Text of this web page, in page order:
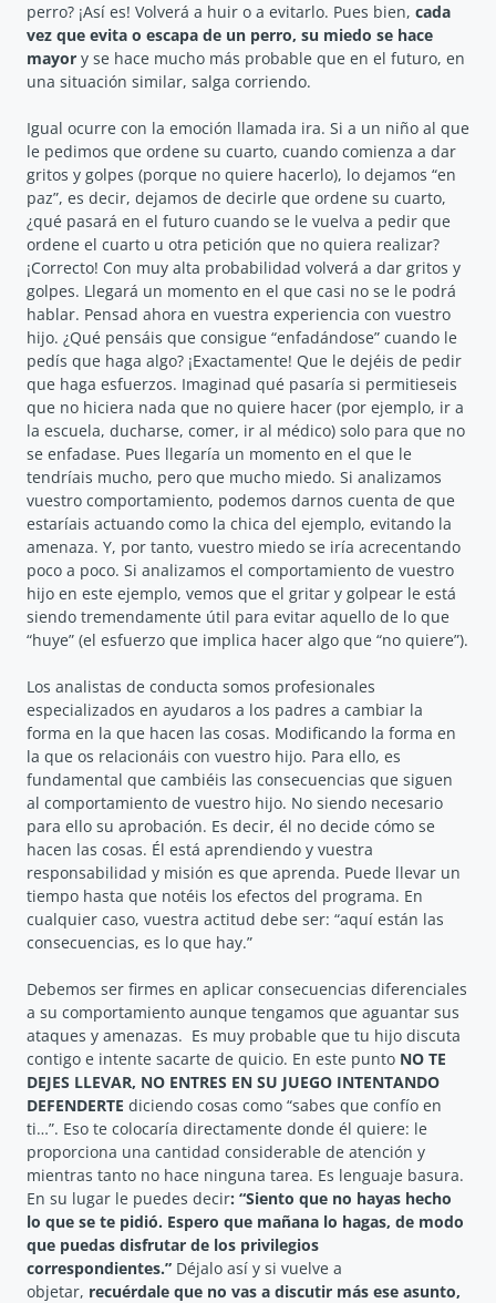
perro? ¡Así es! Volverá a huir o a evitarlo. Pues bien, cada
vez que evita o escapa de un perro, su miedo se hace
mayor y se hace mucho más probable que en el futuro, en
una situación similar, salga corriendo.
Igual ocurre con la emoción llamada ira. Si a un niño al que
le pedimos que ordene su cuarto, cuando comienza a dar
gritos y golpes (porque no quiere hacerlo), lo dejamos “en
paz”, es decir, dejamos de decirle que ordene su cuarto,
¿qué pasará en el futuro cuando se le vuelva a pedir que
ordene el cuarto u otra petición que no quiera realizar?
¡Correcto! Con muy alta probabilidad volverá a dar gritos y
golpes. Llegará un momento en el que casi no se le podrá
hablar. Pensad ahora en vuestra experiencia con vuestro
hijo. ¿Qué pensáis que consigue “enfadándose” cuando le
pedís que haga algo? ¡Exactamente! Que le dejéis de pedir
que haga esfuerzos. Imaginad qué pasaría si permitieseis
que no hiciera nada que no quiere hacer (por ejemplo, ir a
la escuela, ducharse, comer, ir al médico) solo para que no
se enfadase. Pues llegaría un momento en el que le
tendríais mucho, pero que mucho miedo. Si analizamos
vuestro comportamiento, podemos darnos cuenta de que
estaríais actuando como la chica del ejemplo, evitando la
amenaza. Y, por tanto, vuestro miedo se iría acrecentando
poco a poco. Si analizamos el comportamiento de vuestro
hijo en este ejemplo, vemos que el gritar y golpear le está
siendo tremendamente útil para evitar aquello de lo que
“huye” (el esfuerzo que implica hacer algo que “no quiere”).
Los analistas de conducta somos profesionales
especializados en ayudaros a los padres a cambiar la
forma en la que hacen las cosas. Modificando la forma en
la que os relacionáis con vuestro hijo. Para ello, es
fundamental que cambiéis las consecuencias que siguen
al comportamiento de vuestro hijo. No siendo necesario
para ello su aprobación. Es decir, él no decide cómo se
hacen las cosas. Él está aprendiendo y vuestra
responsabilidad y misión es que aprenda. Puede llevar un
tiempo hasta que notéis los efectos del programa. En
cualquier caso, vuestra actitud debe ser: “aquí están las
consecuencias, es lo que hay.”
Debemos ser firmes en aplicar consecuencias diferenciales
a su comportamiento aunque tengamos que aguantar sus
ataques y amenazas. Es muy probable que tu hijo discuta
contigo e intente sacarte de quicio. En este punto NO TE
DEJES LLEVAR, NO ENTRES EN SU JUEGO INTENTANDO
DEFENDERTE diciendo cosas como “sabes que confío en
ti…”. Eso te colocaría directamente donde él quiere: le
proporciona una cantidad considerable de atención y
mientras tanto no hace ninguna tarea. Es lenguaje basura.
En su lugar le puedes decir: “Siento que no hayas hecho
lo que se te pidió. Espero que mañana lo hagas, de modo
que puedas disfrutar de los privilegios
correspondientes.” Déjalo así y si vuelve a
objetar, recuérdale que no vas a discutir más ese asunto,